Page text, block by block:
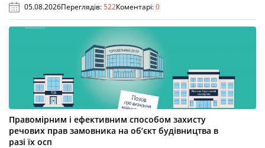
05.08.2026Переглядів:522Коментарі:0
Правомірним і ефективним способом захисту
речових прав замовника на об’єкт будівництва в
разі їх осп